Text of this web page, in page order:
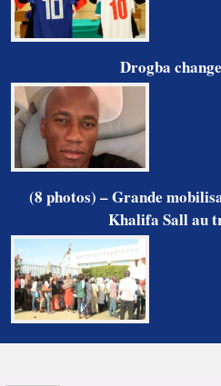
Drogba
(8 photos) – Grande
Khalifa Sall au